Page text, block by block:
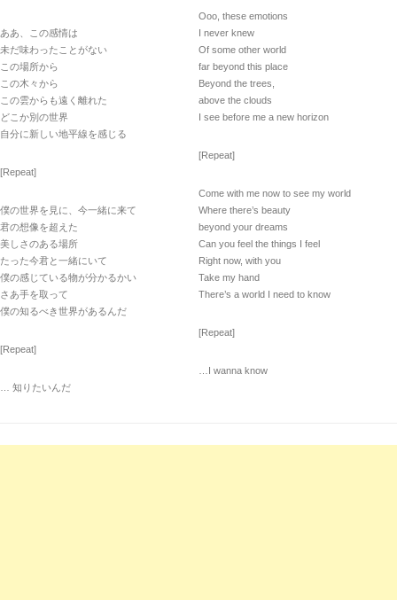
ああ、この感情は
未だ味わったことがない
この場所から
この木々から
この雲からも遠く離れた
どこか別の世界
自分に新しい地平線を感じる
[Repeat]
僕の世界を見に、今一緒に来て
君の想像を超えた
美しさのある場所
たった今君と一緒にいて
僕の感じている物が分かるかい
さあ手を取って
僕の知るべき世界があるんだ
[Repeat]
… 知りたいんだ
Ooo, these emotions
I never knew
Of some other world
far beyond this place
Beyond the trees,
above the clouds
I see before me a new horizon
[Repeat]
Come with me now to see my world
Where there’s beauty
beyond your dreams
Can you feel the things I feel
Right now, with you
Take my hand
There’s a world I need to know
[Repeat]
…I wanna know